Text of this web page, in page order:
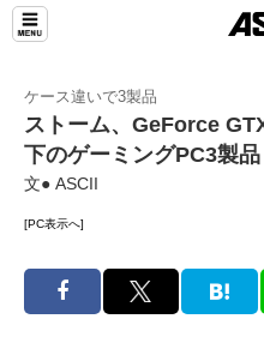
ケース違いで3製品
ストーム、GeForce
下のゲーミングPC3製品
文● ASCII
[PC表示へ]